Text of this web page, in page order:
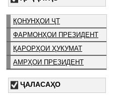
ҚОНУНҲОИ ҶТ
ФАРМОНҲОИ ПРЕЗИДЕНТ
ҚАРОРҲОИ ҲУКУМАТ
АМРҲОИ ПРЕЗИДЕНТ
ҶАЛАСАҲО